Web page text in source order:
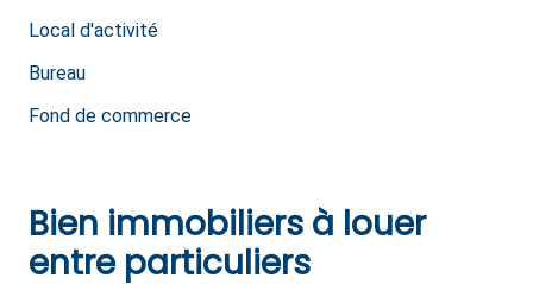
Local d'activité
Bureau
Fond de commerce
Bien immobiliers à louer
entre particuliers